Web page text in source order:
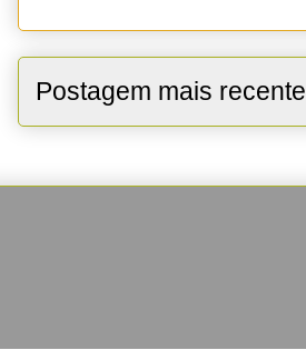
Postagem mais recente